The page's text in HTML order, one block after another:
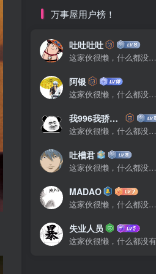
万事屋用户榜！
吐吐吐吐
这家伙很懒，什么都没有写...
阿银
这家伙很懒，什么都没有写...
我996我骄傲了么
这家伙很懒，什么都没有写...
吐槽君
这家伙很懒，什么都没有写...
MADAO
这家伙很懒，什么都没有写...
失业人员